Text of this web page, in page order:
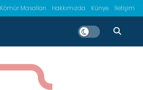
Kömür Masalları Hakkımızda Künye İletişim